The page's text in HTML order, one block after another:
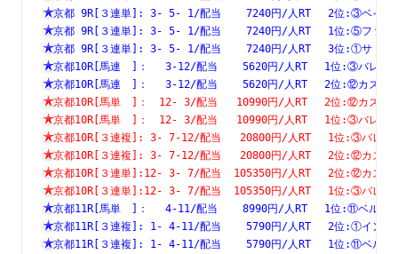
京都 9R[３連単]: 3- 5- 1/配当    7240円/人RT　 2位:③ベイラ
京都 9R[３連単]: 3- 5- 1/配当    7240円/人RT　 1位:⑤ファー
京都 9R[３連単]: 3- 5- 1/配当    7240円/人RT　 3位:①サトノ
京都10R[馬連　]：　 3-12/配当    5620円/人RT　 1位:③バレルタ
京都10R[馬連　]：　 3-12/配当    5620円/人RT　 2位:⑫カズミク
京都10R[馬単　]：　12- 3/配当   10990円/人RT　 2位:⑫カズミク
京都10R[馬単　]：　12- 3/配当   10990円/人RT　 1位:③バレルタ
京都10R[３連複]: 3- 7-12/配当   20800円/人RT　 1位:③バレルタ
京都10R[３連複]: 3- 7-12/配当   20800円/人RT　 2位:⑫カズミク
京都10R[３連単]:12- 3- 7/配当  105350円/人RT　 2位:⑫カズミク
京都10R[３連単]:12- 3- 7/配当  105350円/人RT　 1位:③バレルタ
京都11R[馬単　]：　 4-11/配当    8990円/人RT　 1位:⑪ベル
京都11R[３連複]: 1- 4-11/配当    5790円/人RT　 2位:①イン
京都11R[３連複]: 1- 4-11/配当    5790円/人RT　 1位:⑪ベル